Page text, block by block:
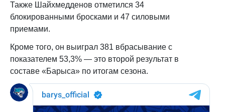
Также Шайхмедденов отметился 34
блокированными бросками и 47 силовыми
приемами.
Кроме того, он выиграл 381 вбрасывание с
показателем 53,3% — это второй результат в
составе «Барыса» по итогам сезона.